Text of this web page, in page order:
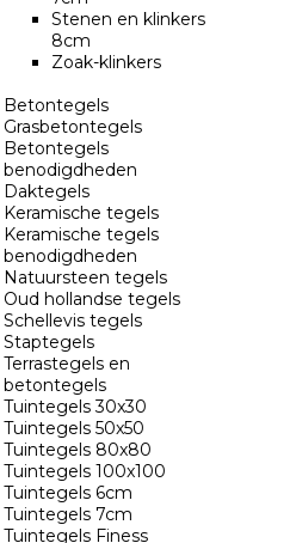
Stenen en klinkers
8cm
Zoak-klinkers
Betontegels
Grasbetontegels
Betontegels
benodigdheden
Daktegels
Keramische tegels
Keramische tegels
benodigdheden
Natuursteen tegels
Oud hollandse tegels
Schellevis tegels
Staptegels
Terrastegels en
betontegels
Tuintegels 30x30
Tuintegels 50x50
Tuintegels 80x80
Tuintegels 100x100
Tuintegels 6cm
Tuintegels 7cm
Tuintegels Finess